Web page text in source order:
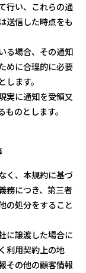
行い、これらの通
送信した時点をも
る場合、その通知
めに合理的に必要
ます。
実に通知を受領又
のとします。
く、本規約に基づ
務につき、第三者
の処分をすること
に譲渡した場合に
利用契約上の地
その他の顧客情報